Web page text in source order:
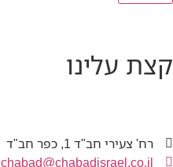
קצת עלינו
רח' צעירי חב"ד 1, כפר חב"ד
chabad@chabadisrael.co.il